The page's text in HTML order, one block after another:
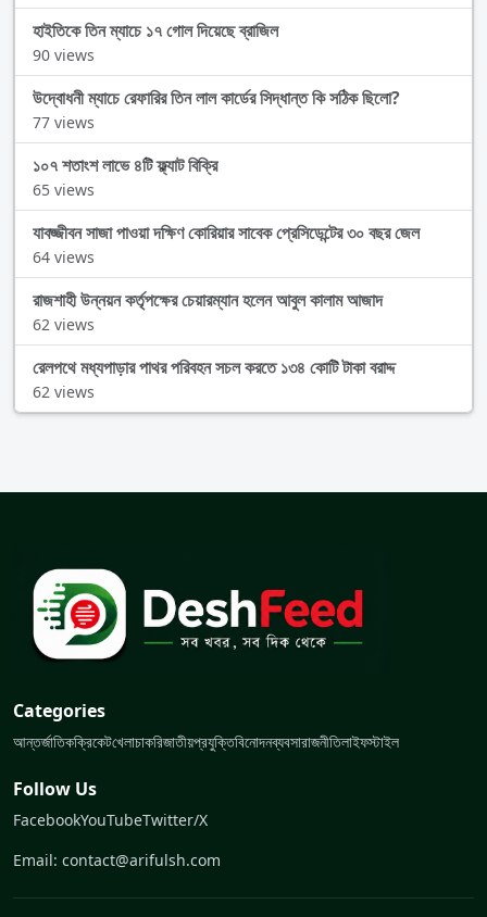
হাইতিকে তিন ম্যাচে ১৭ গোল দিয়েছে ব্রাজিল
90 views
উদ্বোধনী ম্যাচে রেফারির তিন লাল কার্ডের সিদ্ধান্ত কি সঠিক ছিলো?
77 views
১০৭ শতাংশ লাভে ৪টি ফ্ল্যাট বিক্রি
65 views
যাবজ্জীবন সাজা পাওয়া দক্ষিণ কোরিয়ার সাবেক প্রেসিডেন্টের ৩০ বছর জেল
64 views
রাজশাহী উন্নয়ন কর্তৃপক্ষের চেয়ারম্যান হলেন আবুল কালাম আজাদ
62 views
রেলপথে মধ্যপাড়ার পাথর পরিবহন সচল করতে ১৩৪ কোটি টাকা বরাদ্দ
62 views
Categories
আন্তর্জাতিকক্রিকেটখেলাচাকরিজাতীয়প্রযুক্তিবিনোদনব্যবসারাজনীতিলাইফস্টাইল
Follow Us
FacebookYouTubeTwitter/X
Email: contact@arifulsh.com